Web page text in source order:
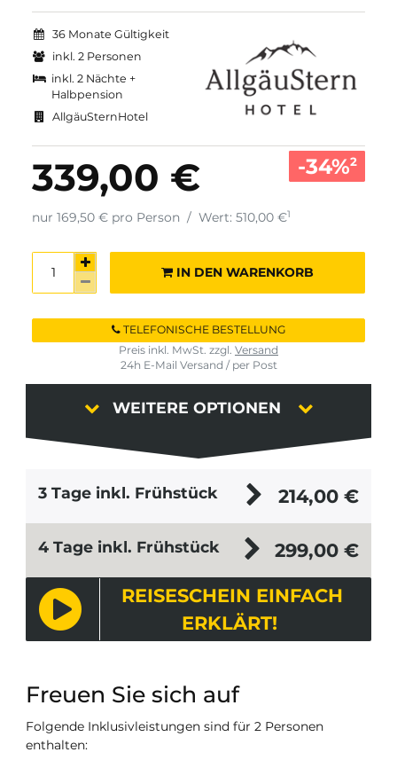
Freuen Sie sich auf
Folgende Inklusivleistungen sind für 2 Personen
enthalten:
36 Monate Gültigkeit
inkl. 2 Personen
inkl. 2 Nächte +
Halbpension
AllgäuSternHotel
339,00 € -34%2
nur 169,50 € pro Person / Wert: 510,00 €1
IN DEN WARENKORB
TELEFONISCHE BESTELLUNG
Preis inkl. MwSt. zzgl. Versand
24h E-Mail Versand / per Post
WEITERE OPTIONEN
3 Tage inkl. Frühstück 214,00 €
4 Tage inkl. Frühstück 299,00 €
REISESCHEIN EINFACH
ERKLÄRT!